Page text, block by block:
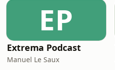
EP
Extrema Podcast
Manuel Le Saux